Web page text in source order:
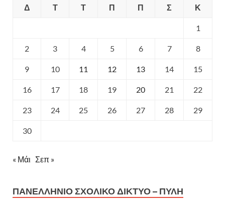
Δ
Τ Τ Π Π Σ Κ
1
2 3 4 5 6 7 8
9 10 11 12 13 14 15
16 17 18 19 20 21 22
23 24 25 26 27 28 29
30
« Μάι Σεπ »
ΠΑΝΕΛΛΉΝΙΟ ΣΧΟΛΙΚΌ ΔΊΚΤΥΟ – ΠΎΛΗ